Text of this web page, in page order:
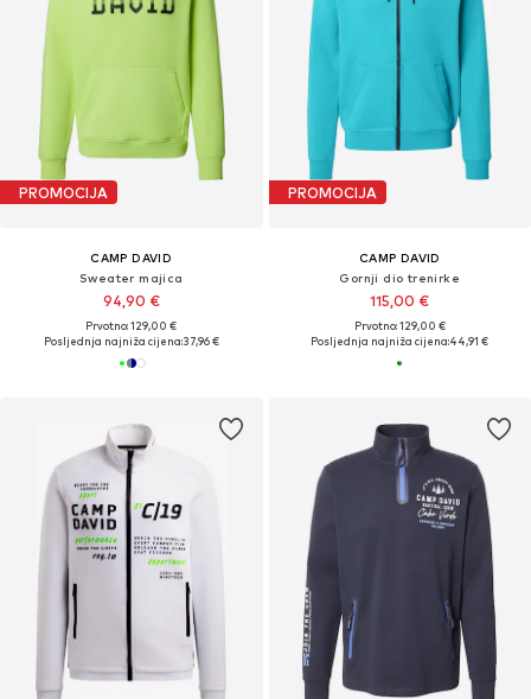
PROMOCIJA
CAMP DAVID
Sweater majica
94,90 €
Prvotno: 129,00 €
Posljednja najniža cijena:37,96 €
PROMOCIJA
CAMP DAVID
Gornji dio trenirke
115,00 €
Prvotno: 129,00 €
Posljednja najniža cijena:44,91 €